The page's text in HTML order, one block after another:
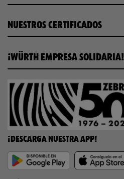
NUESTROS CERTIFICADOS
¡WÜRTH EMPRESA SOLIDARIA!
¡DESCARGA NUESTRA APP!